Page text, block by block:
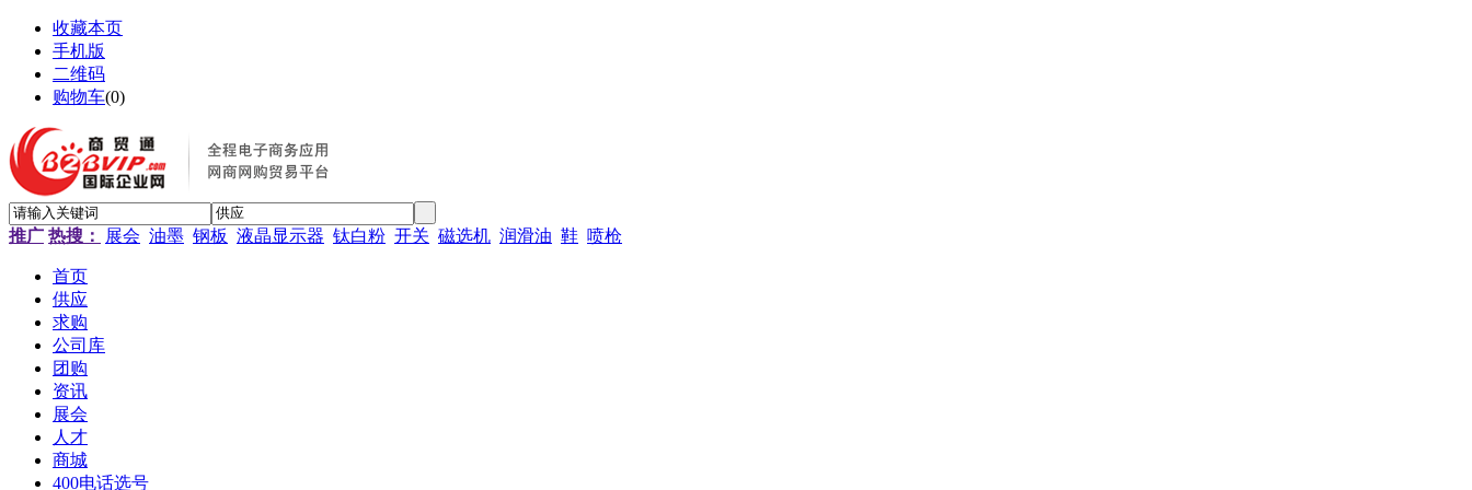
收藏本页
手机版
二维码
购物车(0)
推广 热搜： 展会 油墨 钢板 液晶显示器 钛白粉 开关 磁选机 润滑油 鞋 喷枪
首页
供应
求购
公司库
团购
资讯
展会
人才
商城
400电话选号